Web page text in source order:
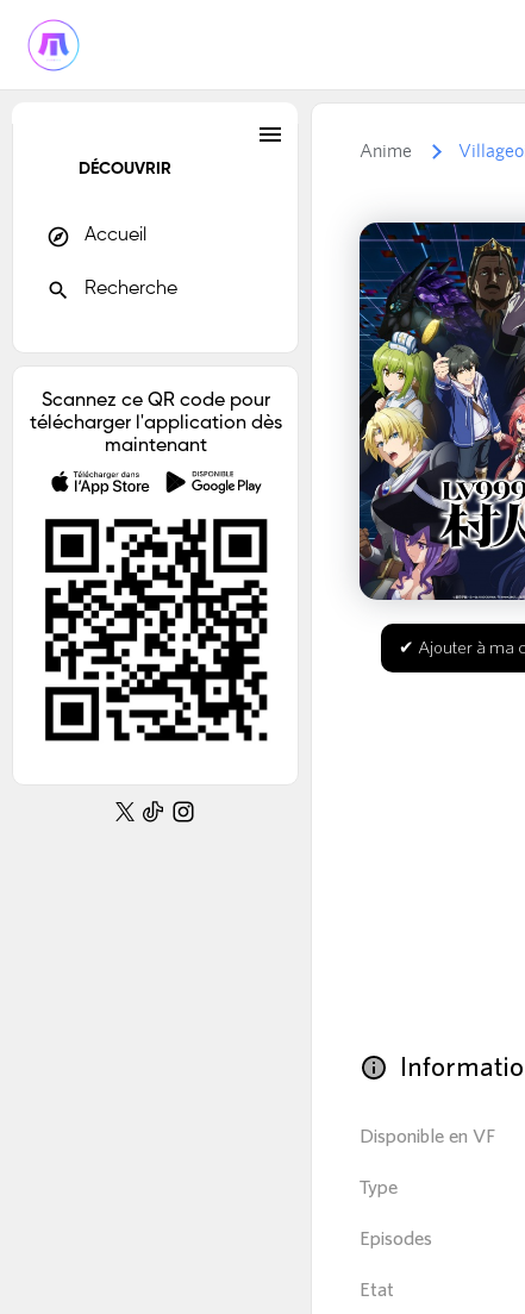
menu
DÉCOUVRIR
explore Accueil
search Recherche
Scannez ce QR code pour
télécharger l'application dès
maintenant
Anime
✔ Ajouter à ma
info
Disponible en VF
Type
Episodes
Etat